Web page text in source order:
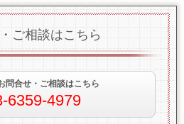
ご相談はこちら
問合せ・ご相談はこちら
6359-4979